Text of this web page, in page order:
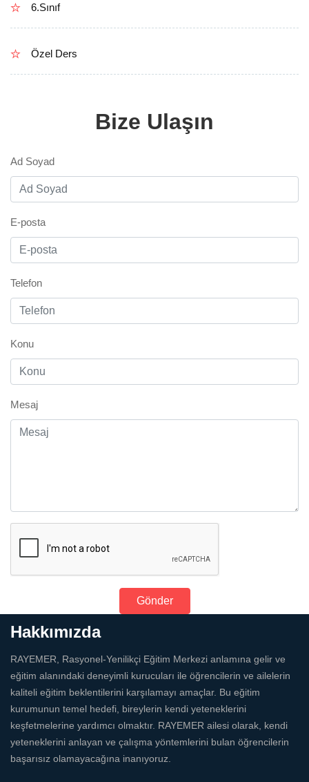
6.Sınıf
Özel Ders
Bize Ulaşın
Ad Soyad
E-posta
Telefon
Konu
Mesaj
Gönder
Hakkımızda
RAYEMER, Rasyonel-Yenilikçi Eğitim Merkezi anlamına gelir ve
eğitim alanındaki deneyimli kurucuları ile öğrencilerin ve ailelerin
kaliteli eğitim beklentilerini karşılamayı amaçlar. Bu eğitim
kurumunun temel hedefi, bireylerin kendi yeteneklerini
keşfetmelerine yardımcı olmaktır. RAYEMER ailesi olarak, kendi
yeteneklerini anlayan ve çalışma yöntemlerini bulan öğrencilerin
başarısız olamayacağına inanıyoruz.